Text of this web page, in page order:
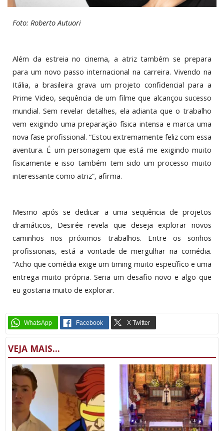
Foto: Roberto Autuori
Além da estreia no cinema, a atriz também se prepara
para um novo passo internacional na carreira. Vivendo na
Itália, a brasileira grava um projeto confidencial para a
Prime Video, sequência de um filme que alcançou sucesso
mundial. Sem revelar detalhes, ela adianta que o trabalho
vem exigindo uma preparação física intensa e marca uma
nova fase profissional. “Estou extremamente feliz com essa
aventura. É um personagem que está me exigindo muito
fisicamente e isso também tem sido um processo muito
interessante como atriz”, afirma.
Mesmo após se dedicar a uma sequência de projetos
dramáticos, Desirée revela que deseja explorar novos
caminhos nos próximos trabalhos. Entre os sonhos
profissionais, está a vontade de mergulhar na comédia.
“Acho que comédia exige um timing muito específico e uma
entrega muito própria. Seria um desafio novo e algo que
eu gostaria muito de explorar.
VEJA MAIS...